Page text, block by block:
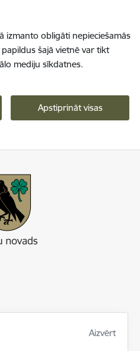
izmanto obligāti nepieciešamās
šajā vietnē var tikt
mediju sīkdatnes.
Apstiprināt visas
Aizvērt